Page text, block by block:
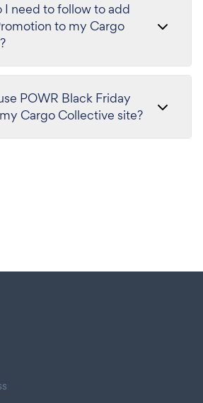
I need to follow to add
to my Cargo
POWR Black Friday
Cargo Collective site?